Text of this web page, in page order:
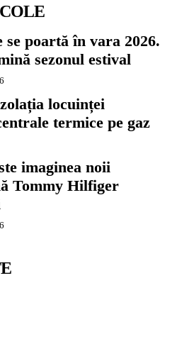
se poartă în vara 2026.
sezonul estival
locuinței
termice pe gaz
imaginea noii
Tommy Hilfiger